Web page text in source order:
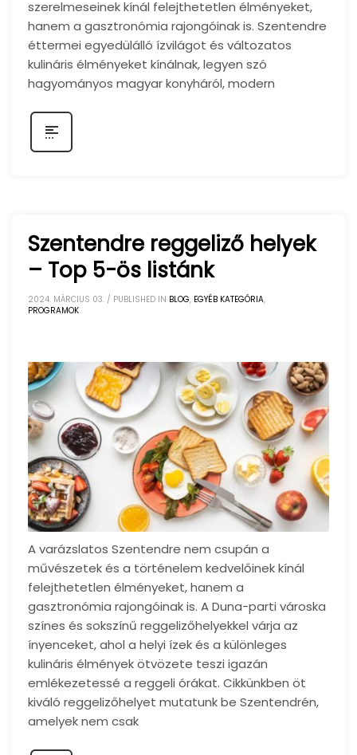
szerelmeseinek kínál felejthetetlen élményeket,
hanem a gasztronómia rajongóinak is. Szentendre
éttermei egyedülálló ízvilágot és változatos
kulináris élményeket kínálnak, legyen szó
hagyományos magyar konyháról, modern
Szentendre reggeliző helyek
– Top 5-ös listánk
2024. MÁRCIUS 03. / PUBLISHED IN BLOG, EGYÉB KATEGÓRIA,
PROGRAMOK
A varázslatos Szentendre nem csupán a
művészetek és a történelem kedvelőinek kínál
felejthetetlen élményeket, hanem a
gasztronómia rajongóinak is. A Duna-parti városka
színes és sokszínű reggelizőhelyekkel várja az
ínyenceket, ahol a helyi ízek és a különleges
kulináris élmények ötvözete teszi igazán
emlékezetessé a reggeli órákat. Cikkünkben öt
kiváló reggelizőhelyet mutatunk be Szentendrén,
amelyek nem csak